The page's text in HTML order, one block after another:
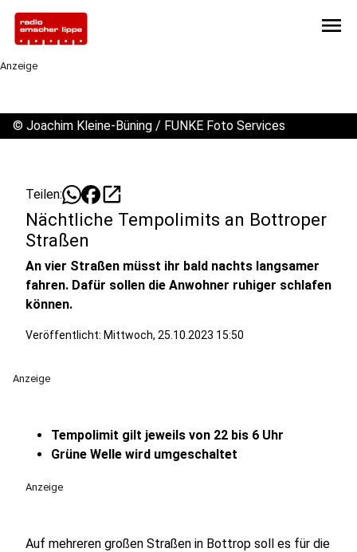
menu
Anzeige
© Joachim Kleine-Büning / FUNKE Foto Services
Teilen: open_in_new
Nächtliche Tempolimits an Bottroper
Straßen
An vier Straßen müsst ihr bald nachts langsamer
fahren. Dafür sollen die Anwohner ruhiger schlafen
können.
Veröffentlicht: Mittwoch, 25.10.2023 15:50
Anzeige
Tempolimit gilt jeweils von 22 bis 6 Uhr
Grüne Welle wird umgeschaltet
Anzeige
Auf mehreren großen Straßen in Bottrop soll es für die